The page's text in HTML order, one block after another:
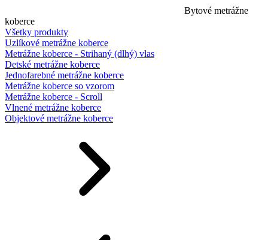
Bytové metrážne
koberce
Všetky produkty
Uzlíkové metrážne koberce
Metrážne koberce - Strihaný (dlhý) vlas
Detské metrážne koberce
Jednofarebné metrážne koberce
Metrážne koberce so vzorom
Metrážne koberce - Scroll
Vlnené metrážne koberce
Objektové metrážne koberce